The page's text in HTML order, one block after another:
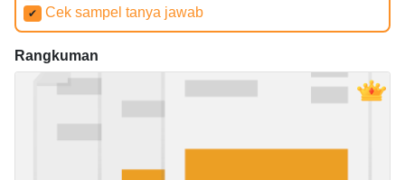
✔ Cek sampel tanya jawab
Rangkuman